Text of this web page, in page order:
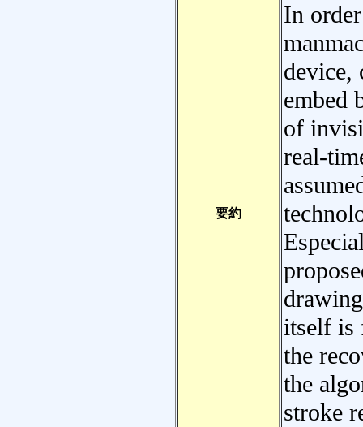
要約
In
device,
embed
of
real-
itself is
the
the
stroke